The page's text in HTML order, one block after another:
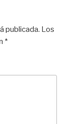
publicada. Los
*